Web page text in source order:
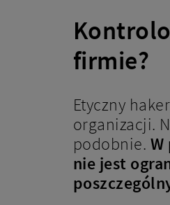
firmie?
Etyczny
organizacji.
podobnie.
nie jest